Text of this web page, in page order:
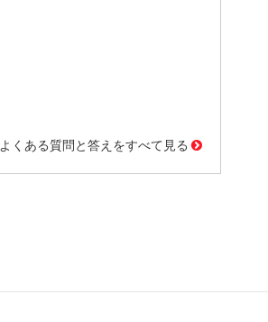
よくある質問と答えをすべて見る